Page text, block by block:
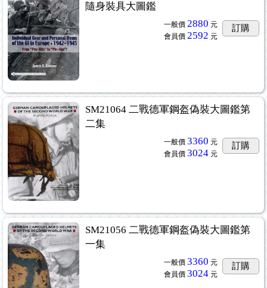
隨身裝具大圖鑑
一般價 2880 元
會員價 2592 元
訂購
SM21064 二戰德軍鋼盔偽裝大圖鑑第
二集
一般價 3360 元
會員價 3024 元
訂購
SM21056 二戰德軍鋼盔偽裝大圖鑑第
一集
一般價 3360 元
會員價 3024 元
訂購